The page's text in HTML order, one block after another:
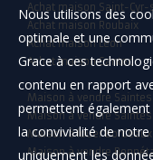
Achat maison Saint-
Achat maison Roubaix
Achat maison Léon
Achat maison Santec
Maison à vendre Saintes
Maison à vendre Saintes
Maison à louer Bordeaux
Maison à vendre
Nous utilisons des
optimale et une
Grace à ces
contenu en rapport
permettent
la convivialité de
uniquement les